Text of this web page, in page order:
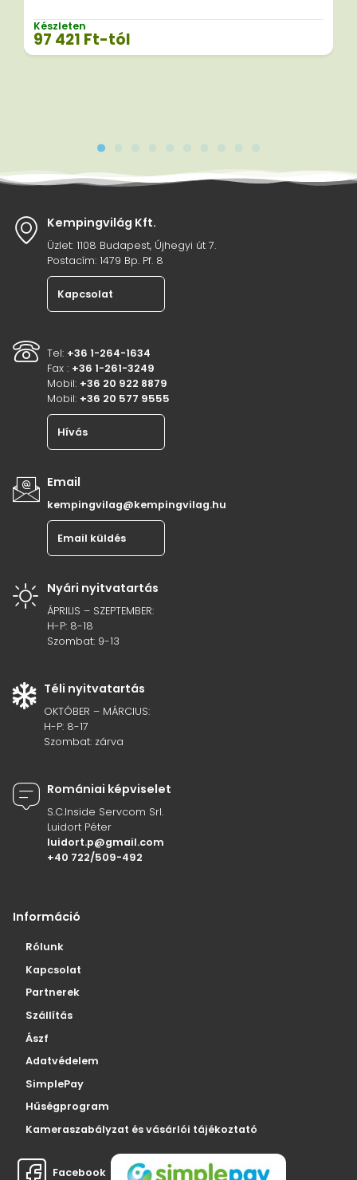
Készleten
97 421 Ft-tól
Kempingvilág Kft.
Üzlet: 1108 Budapest, Újhegyi út 7.
Postacím: 1479 Bp. Pf. 8
Kapcsolat
Tel: +36 1-264-1634
Fax : +36 1-261-3249
Mobil: +36 20 922 8879
Mobil: +36 20 577 9555
Hívás
Email
kempingvilag@kempingvilag.hu
Email küldés
Nyári nyitvatartás
ÁPRILIS – SZEPTEMBER:
H-P: 8-18
Szombat: 9-13
Téli nyitvatartás
OKTÓBER – MÁRCIUS:
H-P: 8-17
Szombat: zárva
Romániai képviselet
S.C.Inside Servcom Srl.
Luidort Péter
luidort.p@gmail.com
+40 722/509-492
Információ
Rólunk
Kapcsolat
Partnerek
Szállítás
Ászf
Adatvédelem
SimplePay
Hűségprogram
Kameraszabályzat és vásárlói tájékoztató
Facebook